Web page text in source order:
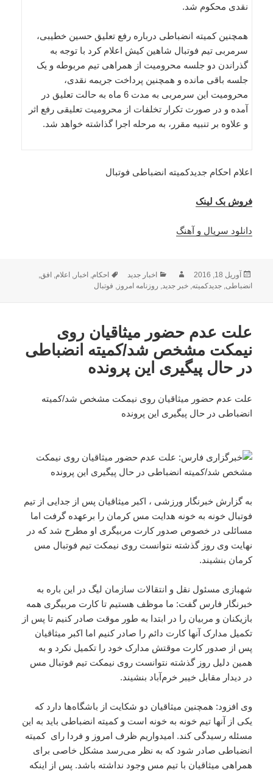
نقدی محکوم شد.
همچنین کمیته انضباطی درباره رفع تعلیق حسین خطیبی،
سرمربی تیم فوتبال شاهین کیش اعلام کرد با توجه به
گذراندن دو جلسه محرومیت از همراهی تیم مربوطه و یک
جلسه باقی مانده و همچنین پرداخت جریمه نقدی،
محرومیت این سرمربی به مدت 6 ماه به حالت تعلیق در
آمده و در صورت تکرار تخلفات از محرومیت تعلیقی رفع اثر
و علاوه بر تنبیه مقرر، به مرحله اجرا گذاشته خواهد شد.
اعلام احکام جدیدکمیته انضباطی فوتبال
فروش بک لینک
دانلود سریال و آهنگ
ارسال
شده
آوریل 18, 2016 نویسندهدسته‌ها
اخبار جدید برچسب‌ها
احکام, اخبار, اعلام, افق,
انضباطی,جدیدکمیته,خبر جدید, روزنامه امروز, فوتبال
علت عدم حضور میثاقیان روی
نیمکت مشخص شد/کمیته انضباطی
در حال پیگیری این پرونده
علت عدم حضور میثاقیان روی نیمکت مشخص شد/کمیته
انضباطی در حال پیگیری این پرونده
به گزارش خبرنگار ورزشی ، اکبر میثاقیان پس از جدایی از تیم
فوتبال خونه به خونه هدایت مس کرمان را برعهده گرفت اما
مسائلی در خصوص صدور کارت مربیگری او مطرح شد که در
نهایت وی روز گذشته نتوانست روی نیمکت تیم فوتبال مس
کرمان بنشیند.
شهبازی مسئول نقل و انتقالات سازمان لیگ در این باره به
خبرنگار فارس گفت: ما موظف هستیم تا کارت مربیگری همه
بازیکنان و مربیان را در ابتدا به طور موقت صادر کنیم تا پس از
تکمیل مدارک آنها کارت دائم را صادر کنیم اما اکبر میثاقیان
پس از صدور کارت موقتش مدارک خود را تکمیل نکرد و به
همین دلیل روز گذشته نتوانست روی نیمکت تیم فوتبال مس
در دیدار مقابل خیبر خرم‌آباد بنشیند.
وی افزود: همچنین میثاقیان دو شکایت از باشگاه‌ها دارد که
یکی از آنها تیم خونه به خونه است و کمیته انضباطی باید به این
مسئله رسیدگی کند. امیدواریم ظرف امروز و فردا رای کمیته
انضباطی صادر شود که به نظر می‌رسد مشکل خاصی برای
همراهی میثاقیان با تیم مس وجود نداشته باشد. پس از اینکه